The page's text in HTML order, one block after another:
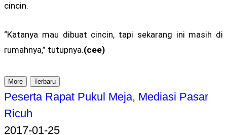
cincin.
“Katanya mau dibuat cincin, tapi sekarang ini masih di
rumahnya,” tutupnya.(cee)
More Terbaru
Peserta Rapat Pukul Meja, Mediasi Pasar
Ricuh
2017-01-25